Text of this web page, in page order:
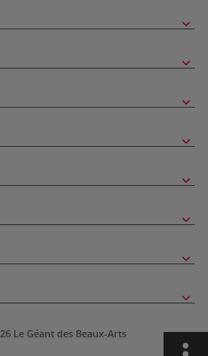
Le Géant des Beaux-Arts